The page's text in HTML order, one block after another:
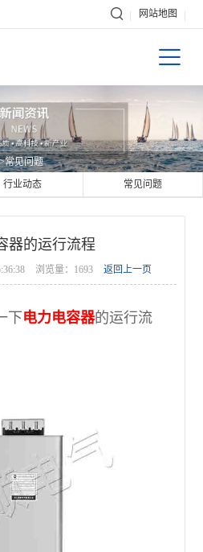
 网站地图

常见问题
行业动态 常见问题
器的运行流程
浏览量：1693 返回上一页
下电力电容器的运行流